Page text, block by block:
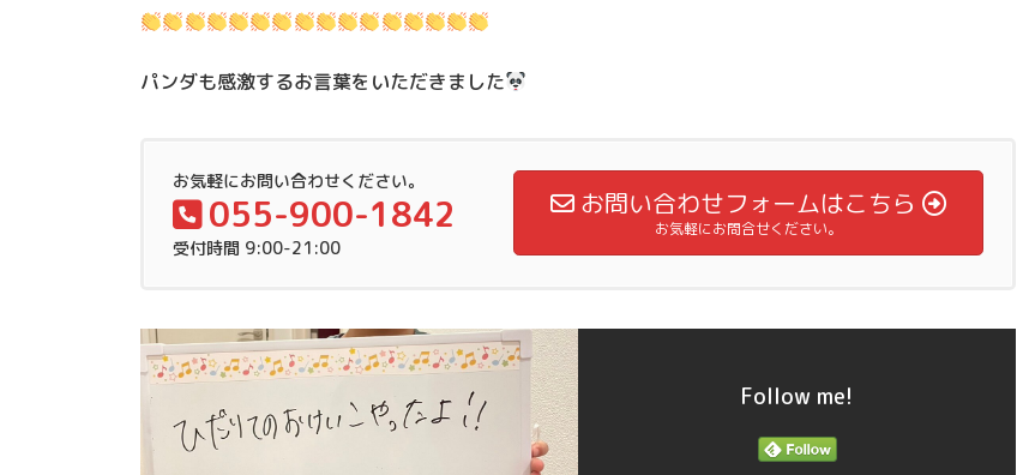
パンダも感激するお言葉をいただきました
お気軽にお問い合わせください。
055-900-1842
受付時間 9:00-21:00
お問い合わせフォームはこちら
お気軽にお問合せください。
Follow me!